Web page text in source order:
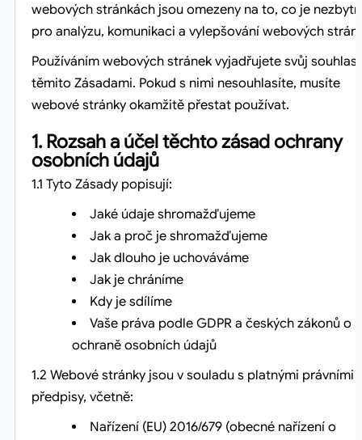
webových stránkách jsou omezeny na to, co je
pro analýzu, komunikaci a vylepšování webových
Používáním webových stránek vyjadřujete svůj souhlas
těmito Zásadami. Pokud s nimi nesouhlasíte, musíte
webové stránky okamžitě přestat používat.
1. Rozsah a účel těchto zásad ochrany
osobních údajů
1.1 Tyto Zásady popisují:
Jaké údaje shromažďujeme
Jak a proč je shromažďujeme
Jak dlouho je uchováváme
Jak je chráníme
Kdy je sdílíme
Vaše práva podle GDPR a českých zákonů o
ochraně osobních údajů
1.2 Webové stránky jsou v souladu s platnými právními
předpisy, včetně:
Nařízení (EU) 2016/679 (obecné nařízení o